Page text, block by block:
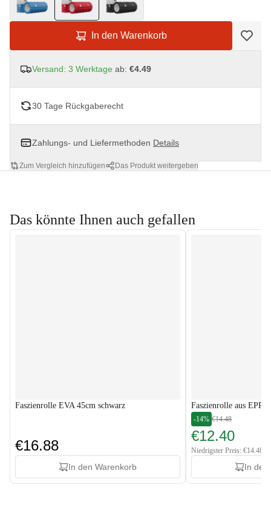
In den Warenkorb
Versand: 3 Werktage ab: €4.49
30 Tage Rückgaberecht
Zahlungs- und Liefermethoden Details
Zum Vergleich hinzufügen Das Produkt weitergeben
Das könnte Ihnen auch gefallen
Faszienrolle EVA 45cm schwarz
€16.88
In den Warenkorb
Faszienrolle aus EPP
-14% €14.48
€12.40
Niedrigster Preis: €14.48
In den